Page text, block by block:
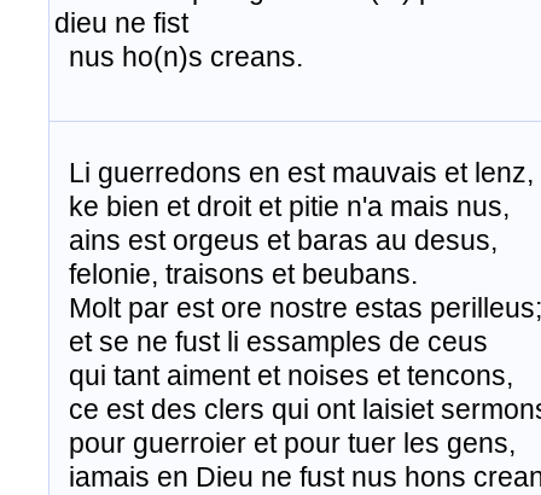
dieu ne fist
nus ho(n)s creans.
Li guerredons en est mauvais et lenz,
​ ke bien et droit et pitie n'a mais nus,
ains est orgeus et baras au desus,
felonie, traisons et beubans.
Molt par est ore nostre estas perilleus;
​ et se ne fust li essamples de ceus
qui tant aiment et noises et tencons,
ce est des clers qui ont laisiet
pour guerroier et pour tuer les gens,
iamais en Dieu ne fust nus hons